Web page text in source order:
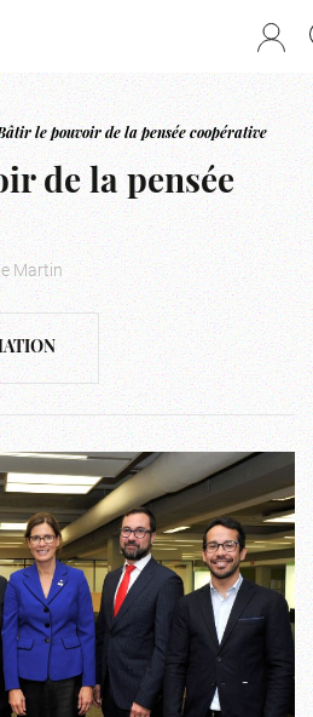
le pouvoir de la pensée coopérative
de la pensée
Martin